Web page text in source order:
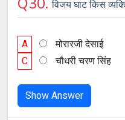
विजय घाट किस
A मोरारजी देसाई
C
चौधरी चरण सिंह
Show Answer